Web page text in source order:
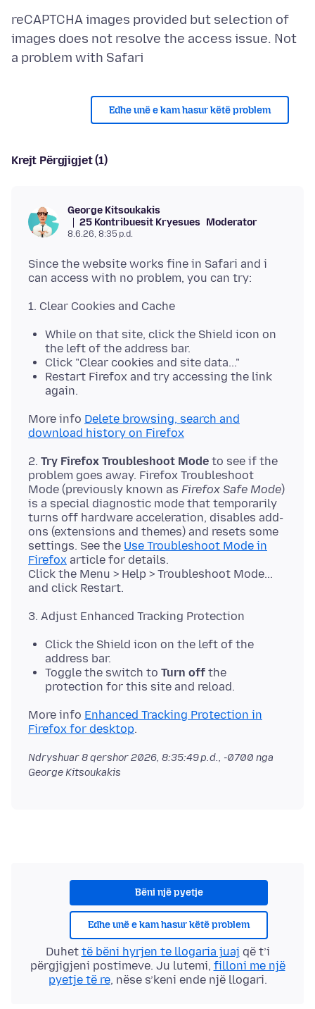
reCAPTCHA images provided but selection of
images does not resolve the access issue. Not
Edhe unë e kam hasur këtë problem
Krejt Përgjigjet (1)
George Kitsoukakis
25 Kontribuesit Kryesues Moderator
8.6.26, 8:35 p.d.
Since the website works fine in Safari and i
While on that site, click the Shield icon on
the left of the address bar.
Click "Clear cookies and site data..."
Restart Firefox and try accessing the link
again.
More info Delete browsing, search and
download history on Firefox
2. Try Firefox Troubleshoot Mode to see if the
problem goes away. Firefox Troubleshoot
Mode (previously known as Firefox Safe Mode)
is a special diagnostic mode that temporarily
turns off hardware acceleration, disables add-
ons (extensions and themes) and resets some
settings. See the Use Troubleshoot Mode in
Firefox article for details.
Click the Menu > Help > Troubleshoot Mode...
Click the Shield icon on the left of the
address bar.
Toggle the switch to Turn off the
protection for this site and reload.
More info Enhanced Tracking Protection in
Firefox for desktop
Ndryshuar8 qershor 2026, 8:35:49 p.d., -0700 nga
George Kitsoukakis
Bëni një pyetje
Edhe unë e kam hasur këtë problem
Duhet të bëni hyrjen te llogaria juaj që t’i
përgjigjeni postimeve. Ju lutemi, filloni me një
pyetje të re, nëse s’keni ende një llogari.